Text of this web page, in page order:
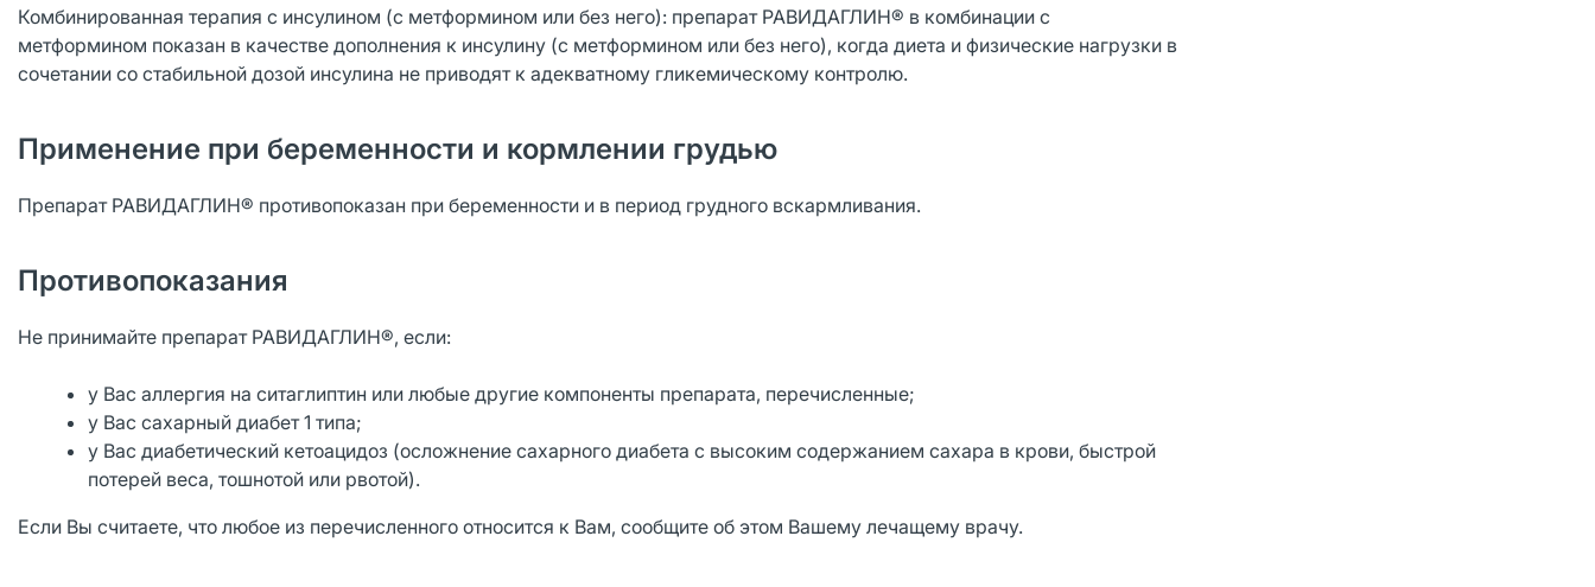
Комбинированная терапия с инсулином (с метформином или без него): препарат РАВИДАГЛИН® в комбинации с
метформином показан в качестве дополнения к инсулину (с метформином или без него), когда диета и физические нагрузки в
сочетании со стабильной дозой инсулина не приводят к адекватному гликемическому контролю.
Применение при беременности и кормлении грудью
Препарат РАВИДАГЛИН® противопоказан при беременности и в период грудного вскармливания.
Противопоказания
Не принимайте препарат РАВИДАГЛИН®, если:
у Вас аллергия на ситаглиптин или любые другие компоненты препарата, перечисленные;
у Вас сахарный диабет 1 типа;
у Вас диабетический кетоацидоз (осложнение сахарного диабета с высоким содержанием сахара в крови, быстрой
потерей веса, тошнотой или рвотой).
Если Вы считаете, что любое из перечисленного относится к Вам, сообщите об этом Вашему лечащему врачу.